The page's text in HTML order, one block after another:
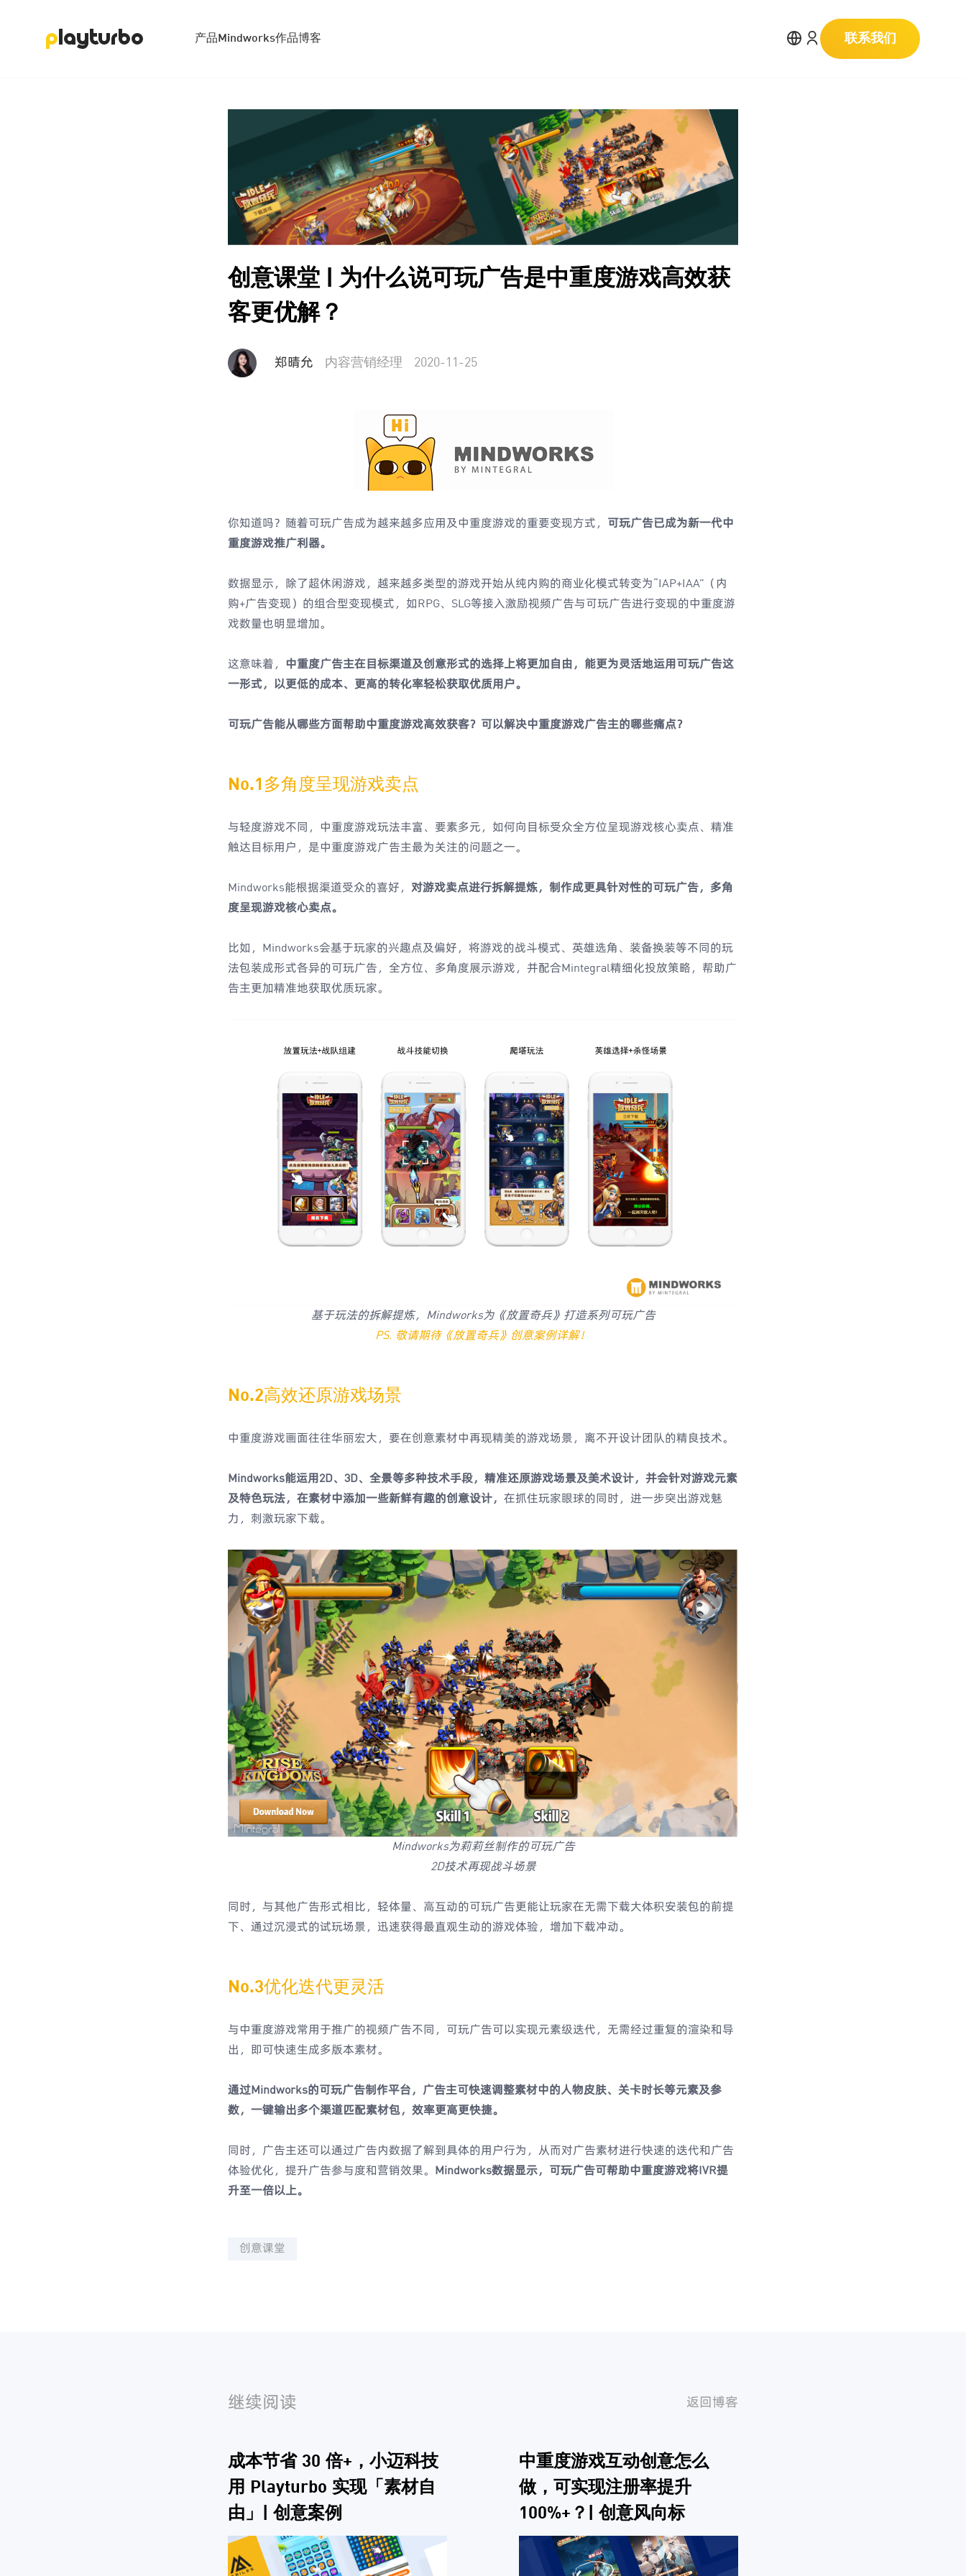
产品 Mindworks作品博客 联系我们
创意课堂 | 为什么说可玩广告是中重度游戏高效获
客更优解？
郑晴允 内容营销经理 2020-11-25
你知道吗？随着可玩广告成为越来越多应用及中重度游戏的重要变现方式， 可玩广告已成为新一代中
重度游戏推广利器。
数据显示，除了超休闲游戏，越来越多类型的游戏开始从纯内购的商业化模式转变为“IAP+IAA”（内
购+广告变现）的组合型变现模式，如RPG、SLG等接入激励视频广告与可玩广告进行变现的中重度游
戏数量也明显增加。
这意味着， 中重度广告主在目标渠道及创意形式的选择上将更加自由，能更为灵活地运用可玩广告这
一形式，以更低的成本、更高的转化率轻松获取优质用户。
可玩广告能从哪些方面帮助中重度游戏高效获客？可以解决中重度游戏广告主的哪些痛点？
No.1多角度呈现游戏卖点
与轻度游戏不同，中重度游戏玩法丰富、要素多元，如何向目标受众全方位呈现游戏核心卖点、精准
触达目标用户，是中重度游戏广告主最为关注的问题之一。
Mindworks能根据渠道受众的喜好， 对游戏卖点进行拆解提炼，制作成更具针对性的可玩广告，多角
度呈现游戏核心卖点。
比如，Mindworks会基于玩家的兴趣点及偏好，将游戏的战斗模式、英雄选角、装备换装等不同的玩
法包装成形式各异的可玩广告，全方位、多角度展示游戏，并配合Mintegral精细化投放策略，帮助广
告主更加精准地获取优质玩家。
基于玩法的拆解提炼，Mindworks为《放置奇兵》打造系列可玩广告
PS. 敬请期待《放置奇兵》创意案例详解！
No.2高效还原游戏场景
中重度游戏画面往往华丽宏大，要在创意素材中再现精美的游戏场景，离不开设计团队的精良技术。
Mindworks能运用2D、3D、全景等多种技术手段，精准还原游戏场景及美术设计，并会针对游戏元素
及特色玩法，在素材中添加一些新鲜有趣的创意设计， 在抓住玩家眼球的同时，进一步突出游戏魅
力，刺激玩家下载。
Mindworks为莉莉丝制作的可玩广告
2D技术再现战斗场景
同时，与其他广告形式相比，轻体量、高互动的可玩广告更能让玩家在无需下载大体积安装包的前提
下、通过沉浸式的试玩场景，迅速获得最直观生动的游戏体验，增加下载冲动。
No.3优化迭代更灵活
与中重度游戏常用于推广的视频广告不同，可玩广告可以实现元素级迭代，无需经过重复的渲染和导
出，即可快速生成多版本素材。
通过Mindworks的可玩广告制作平台，广告主可快速调整素材中的人物皮肤、关卡时长等元素及参
数，一键输出多个渠道匹配素材包，效率更高更快捷。
同时，广告主还可以通过广告内数据了解到具体的用户行为，从而对广告素材进行快速的迭代和广告
体验优化，提升广告参与度和营销效果。
Mindworks数据显示，可玩广告可帮助中重度游戏将IVR提
升至一倍以上。
创意课堂
继续阅读 返回博客
成本节省 30 倍+，小迈科技
用 Playturbo 实现「素材自
由」| 创意案例
中重度游戏互动创意怎么
做，可实现注册率提升
100%+？| 创意风向标